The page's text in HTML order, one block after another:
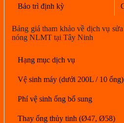
Bảo trì định kỳ
Bảng giá tham khảo về dịch vụ
nóng NLMT tại Tây Ninh
Hạng mục dịch vụ
Vệ sinh máy (dưới 200L / 10 ống)
Phí vệ sinh ống bổ sung
Thay ống thủy tinh (Ø47, Ø58)